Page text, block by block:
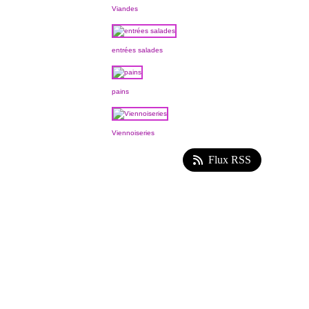
Viandes
entrées salades
pains
Viennoiseries
Flux RSS